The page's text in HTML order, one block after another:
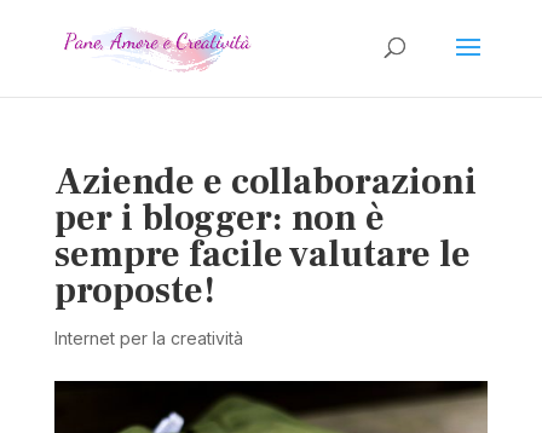
Aziende e collaborazioni
per i blogger: non è
sempre facile valutare le
proposte!
Internet per la creatività